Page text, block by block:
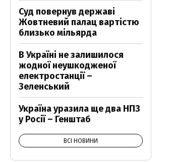
Суд повернув державі
Жовтневий палац вартістю
близько мільярда
В Україні не залишилося
жодної неушкодженої
електростанції –
Зеленський
Україна уразила ще два НПЗ
у Росії – Генштаб
ВСІ НОВИНИ